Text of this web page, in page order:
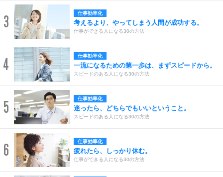
3 仕事効率化
考えるより、やってしまう人間が成功する。
仕事ができる人になる30の方法
4 仕事効率化
一流になるための第一歩は、まずスピードから。
スピードのある人になる30の方法
5 仕事効率化
迷ったら、どちらでもいいということ。
スピードのある人になる30の方法
6 仕事効率化
疲れたら、しっかり休む。
仕事ができる人になる30の方法